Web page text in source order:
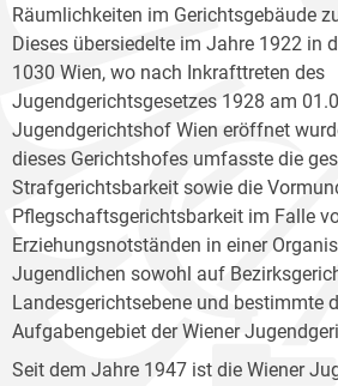
Räumlichkeiten im Gerichtsgebäude
Dieses übersiedelte im Jahre 1922 in
1030 Wien, wo nach Inkrafttreten des
Jugendgerichtsgesetzes 1928 am
Jugendgerichtshof Wien eröffnet
dieses Gerichtshofes umfasste die
Strafgerichtsbarkeit sowie die
Pflegschaftsgerichtsbarkeit im Falle
Erziehungsnotständen in einer
Jugendlichen sowohl auf
Landesgerichtsebene und bestimmte
Aufgabengebiet der Wiener
Seit dem Jahre 1947 ist die Wiener